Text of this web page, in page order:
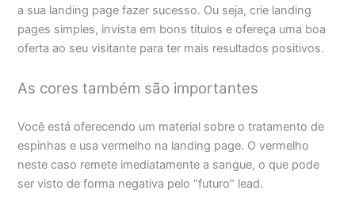
a sua landing page fazer sucesso. Ou seja, crie landing
pages simples, invista em bons títulos e ofereça uma boa
oferta ao seu visitante para ter mais resultados positivos.
As cores também são importantes
Você está oferecendo um material sobre o tratamento de
espinhas e usa vermelho na landing page. O vermelho
neste caso remete imediatamente a sangue, o que pode
ser visto de forma negativa pelo “futuro” lead.